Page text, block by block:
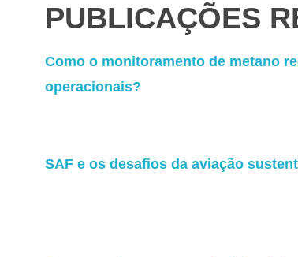
PUBLICAÇÕES
Como o monitoramento de metano
operacionais?
SAF e os desafios da aviação